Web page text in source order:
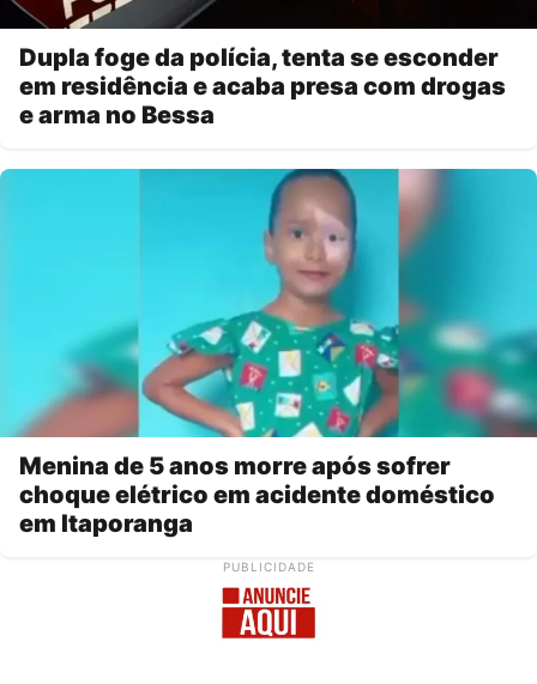
Dupla foge da polícia, tenta se esconder
em residência e acaba presa com drogas
e arma no Bessa
Menina de 5 anos morre após sofrer
choque elétrico em acidente doméstico
em Itaporanga
PUBLICIDADE